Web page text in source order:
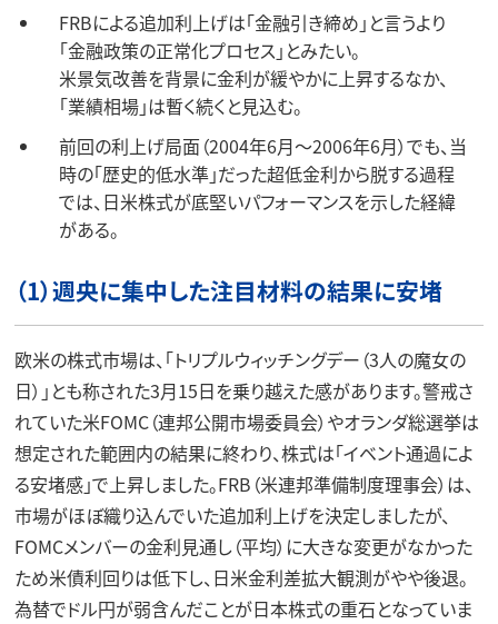
FRBによる追加利上げは「金融引き締め」と言うより
「金融政策の正常化プロセス」とみたい。
米景気改善を背景に金利が緩やかに上昇するなか、
「業績相場」は暫く続くと見込む。
前回の利上げ局面（2004年6月～2006年6月）でも、当
時の「歴史的低水準」だった超低金利から脱する過程
では、日米株式が底堅いパフォーマンスを示した経緯
がある。
（1）週央に集中した注目材料の結果に安堵
欧米の株式市場は、「トリプルウィッチングデー（3人の魔女の
日）」とも称された3月15日を乗り越えた感があります。警戒さ
れていた米FOMC（連邦公開市場委員会）やオランダ総選挙は
想定された範囲内の結果に終わり、株式は「イベント通過によ
る安堵感」で上昇しました。FRB（米連邦準備制度理事会）は、
市場がほぼ織り込んでいた追加利上げを決定しましたが、
FOMCメンバーの金利見通し（平均）に大きな変更がなかった
ため米債利回りは低下し、日米金利差拡大観測がやや後退。
為替でドル円が弱含んだことが日本株式の重石となっていま